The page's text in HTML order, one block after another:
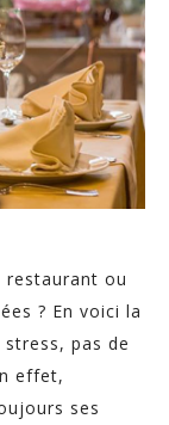
restaurant ou
? En voici la
pas de
effet,
ses